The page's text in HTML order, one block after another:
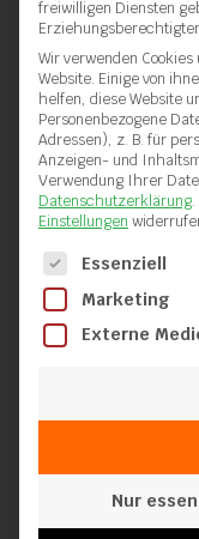
freiwilligen Diensten
Wir verwenden
Website. Einige von
helfen, diese Website
Personenbezogene
Adressen), z. B. für
Anzeigen- und
Verwendung Ihrer
Datenschutzerklärung.
Einstellungen
Es folgt eine Liste
Essenziell
Marketing
Externe
Nur